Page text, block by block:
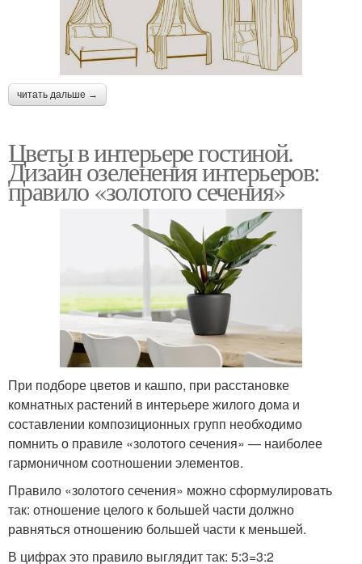
читать дальше →
Цветы в интерьере гостиной.
Дизайн озеленения интерьеров:
правило «золотого сечения»
При подборе цветов и кашпо, при расстановке
комнатных растений в интерьере жилого дома и
составлении композиционных групп необходимо
помнить о правиле «золотого сечения» — наиболее
гармоничном соотношении элементов.
Правило «золотого сечения» можно сформулировать
так: отношение целого к большей части должно
равняться отношению большей части к меньшей.
В цифрах это правило выглядит так: 5:3=3:2